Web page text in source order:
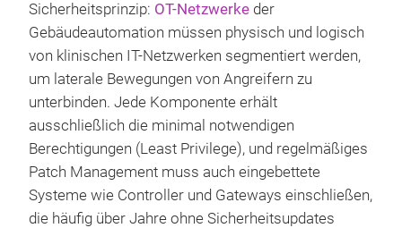
Sicherheitsprinzip: OT-Netzwerke der
Gebäudeautomation müssen physisch und logisch
von klinischen IT-Netzwerken segmentiert werden,
um laterale Bewegungen von Angreifern zu
unterbinden. Jede Komponente erhält
ausschließlich die minimal notwendigen
Berechtigungen (Least Privilege), und regelmäßiges
Patch Management muss auch eingebettete
Systeme wie Controller und Gateways einschließen,
die häufig über Jahre ohne Sicherheitsupdates